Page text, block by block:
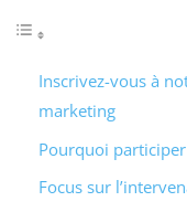
Inscrivez-vous à
marketing
Pourquoi
Focus sur